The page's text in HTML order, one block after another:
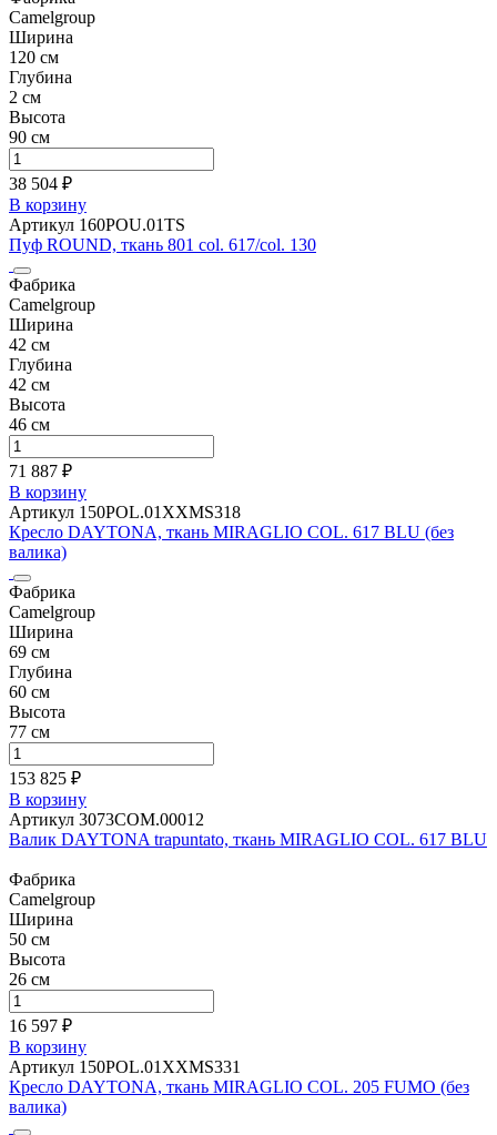
Camelgroup
Ширина
120 см
Глубина
2 см
Высота
90 см
38 504 ₽
В корзину
Артикул 160POU.01TS
Пуф ROUND, ткань 801 col. 617/col. 130
Фабрика
Camelgroup
Ширина
42 см
Глубина
42 см
Высота
46 см
71 887 ₽
В корзину
Артикул 150POL.01XXMS318
Кресло DAYTONA, ткань MIRAGLIO COL. 617 BLU (без
валика)
Фабрика
Camelgroup
Ширина
69 см
Глубина
60 см
Высота
77 см
153 825 ₽
В корзину
Артикул 3073COM.00012
Валик DAYTONA trapuntato, ткань MIRAGLIO COL. 617 BLU
Фабрика
Camelgroup
Ширина
50 см
Высота
26 см
16 597 ₽
В корзину
Артикул 150POL.01XXMS331
Кресло DAYTONA, ткань MIRAGLIO COL. 205 FUMO (без
валика)